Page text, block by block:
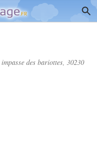
impasse des bariottes, 30230